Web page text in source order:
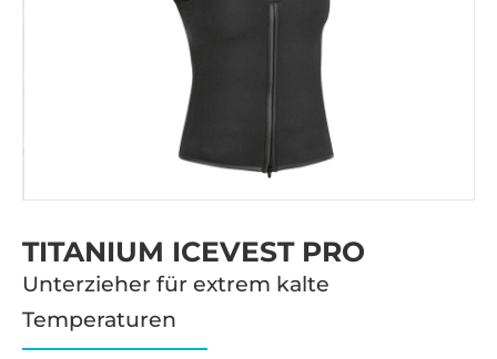
TITANIUM ICEVEST PRO
Unterzieher für extrem kalte
Temperaturen